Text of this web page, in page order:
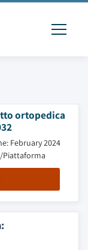
ortopedica
February 2024
Piattaforma